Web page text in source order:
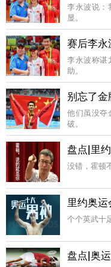
李永波说：
显。
赛后李
李永波称谌
助。
别忘了
他们虽没夺
破。
盘点|里
没错，霍顿
里约奥
个个英武
盘点|奥